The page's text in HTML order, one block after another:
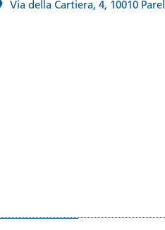
Via della Cartiera, 4, 10010